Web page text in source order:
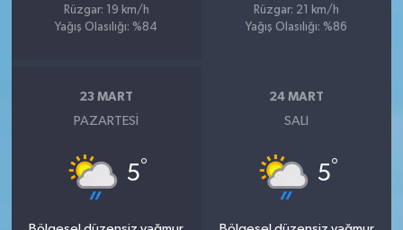
Rüzgar: 19 km/h
Yağış Olasılığı: %84
Rüzgar: 21 km/h
Yağış Olasılığı: %86
23 MART
PAZARTESI
5°
24 MART
SALI
5°